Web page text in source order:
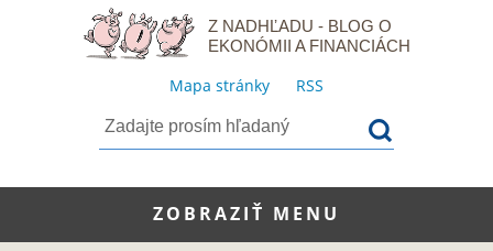
Z NADHĽADU - BLOG O
EKONÓMII A FINANCIÁCH
Mapa stránky RSS
ZOBRAZIŤ MENU